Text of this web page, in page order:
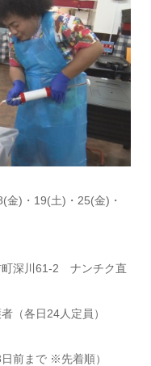
)・19(土)・25(金)・
町深川61-2 ナンチク直
（各日24人定員）
前まで ※先着順）